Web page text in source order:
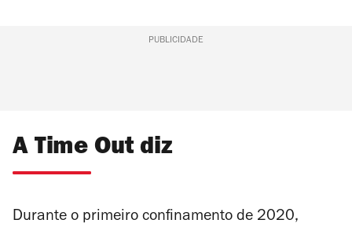
PUBLICIDADE
A Time Out diz
Durante o primeiro confinamento de 2020,